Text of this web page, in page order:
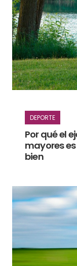
DEPORTE
Por qué el
mayores
bien